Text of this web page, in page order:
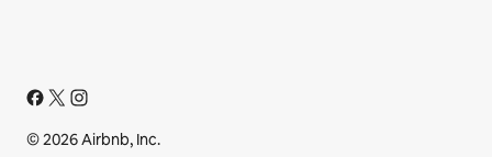
© 2026 Airbnb, Inc.